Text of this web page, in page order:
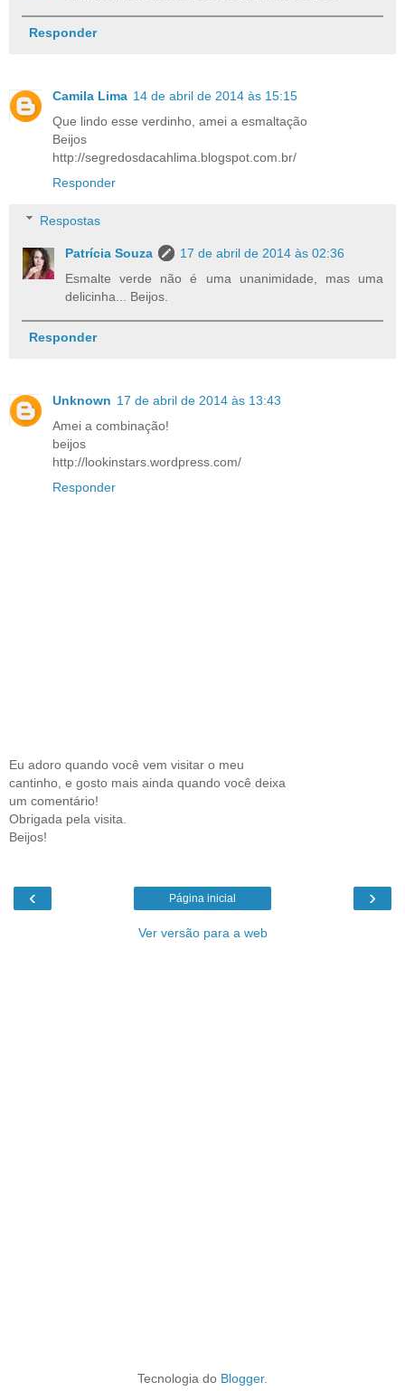
Responder
Camila Lima 14 de abril de 2014 às 15:15
Que lindo esse verdinho, amei a esmaltação
Beijos
http://segredosdacahlima.blogspot.com.br/
Responder
Respostas
Patrícia Souza
17 de abril de 2014 às 02:36
Esmalte verde não é uma unanimidade, mas uma
delicinha... Beijos.
Responder
Unknown 17 de abril de 2014 às 13:43
Amei a combinação!
beijos
http://lookinstars.wordpress.com/
Responder
Eu adoro quando você vem visitar o meu
cantinho, e gosto mais ainda quando você deixa
um comentário!
Obrigada pela visita.
Beijos!
‹ ›
Página inicial
Ver versão para a web
Tecnologia do Blogger.